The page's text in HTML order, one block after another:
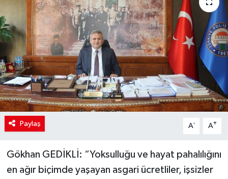
Paylaş A- A+
Gökhan GEDİKLİ: “Yoksulluğu ve hayat pahalılığını
en ağır biçimde yaşayan asgari ücretliler, işsizler